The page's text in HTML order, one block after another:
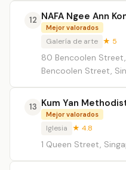
12 NAFA Ngee Ann
Mejor valorados
Galería de arte ★ 5
80 Bencoolen Street,
Bencoolen Street,
13 Kum Yan
Mejor valorados
Iglesia ★ 4.8
1 Queen Street,